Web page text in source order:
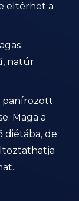
eltérhet a
natúr
panírozott
Maga a
diétába, de